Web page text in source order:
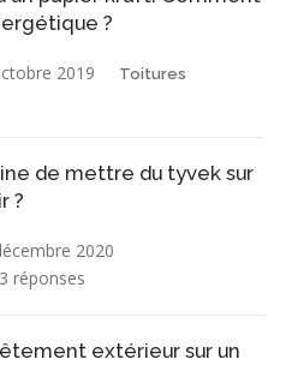
?
2019 Toitures
de mettre du tyvek sur
?
2020
3 réponses
extérieur sur un